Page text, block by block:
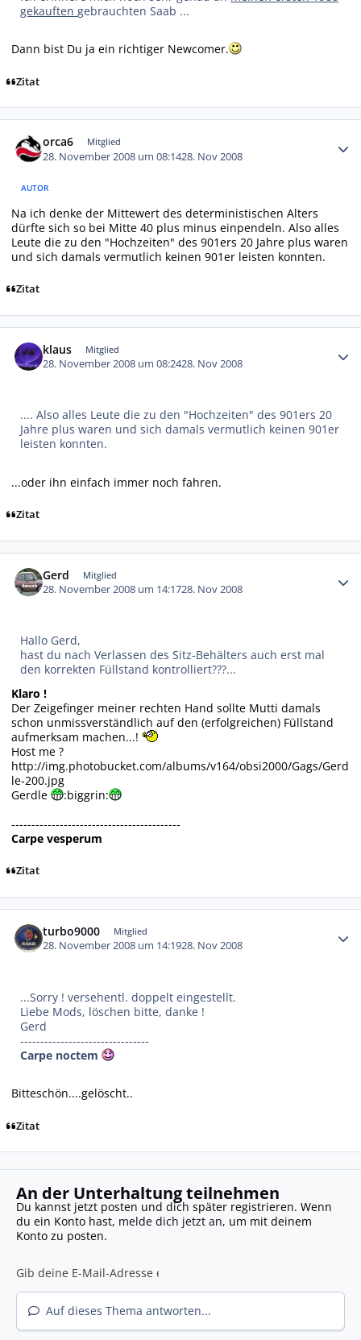
gekauftengebrauchten Saab ...
Dann bist Du ja ein richtiger Newcomer.
Zitat
orca6 Mitglied
28. November 2008 um 08:1428. Nov 2008
AUTOR
Na ich denke der Mittewert des deterministischen Alters
dürfte sich so bei Mitte 40 plus minus einpendeln. Also alles
Leute die zu den "Hochzeiten" des 901ers 20 Jahre plus waren
und sich damals vermutlich keinen 901er leisten konnten.
Zitat
klaus Mitglied
28. November 2008 um 08:2428. Nov 2008
.... Also alles Leute die zu den "Hochzeiten" des 901ers 20
Jahre plus waren und sich damals vermutlich keinen 901er
leisten konnten.
...oder ihn einfach immer noch fahren.
Zitat
Gerd Mitglied
28. November 2008 um 14:1728. Nov 2008
Hallo Gerd,
hast du nach Verlassen des Sitz-Behälters auch erst mal
den korrekten Füllstand kontrolliert???...
Klaro !
Der Zeigefinger meiner rechten Hand sollte Mutti damals
schon unmissverständlich auf den (erfolgreichen) Füllstand
aufmerksam machen...!
Host me ?
http://img.photobucket.com/albums/v164/obsi2000/Gags/Gerd
le-200.jpg
Gerdle
:biggrin:
------------------------------------------
Carpe vesperum
Zitat
turbo9000 Mitglied
28. November 2008 um 14:1928. Nov 2008
...Sorry ! versehentl. doppelt eingestellt.
Liebe Mods, löschen bitte, danke !
Gerd
--------------------------------
Carpe noctem
Bitteschön....gelöscht..
Zitat
An der Unterhaltung teilnehmen
Du kannst jetzt posten und dich später registrieren. Wenn
du ein Konto hast, melde dich jetzt an, um mit deinem
Konto zu posten.
Auf dieses Thema antworten...